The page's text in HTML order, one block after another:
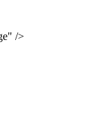
/>